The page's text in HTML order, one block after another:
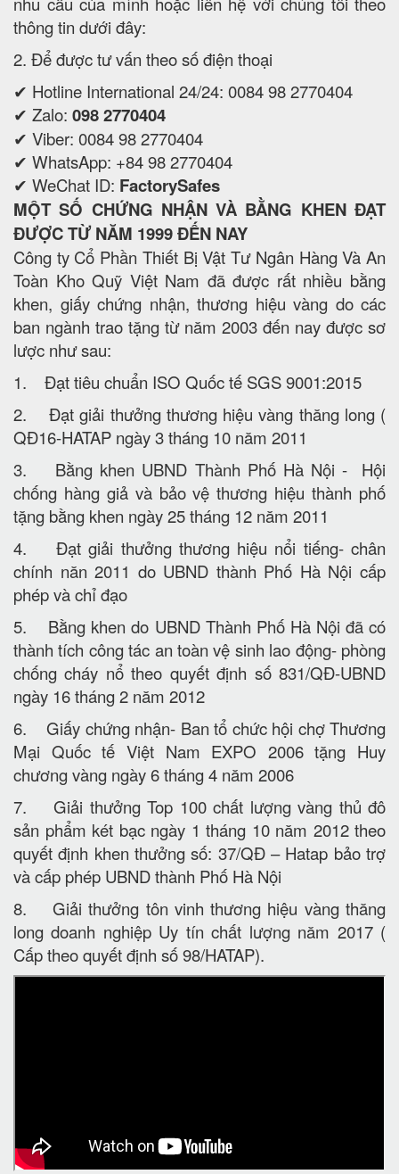
thông tin dưới đây:
2. Để được tư vấn theo số điện thoại
✔ Hotline International 24/24: 0084 98 2770404
✔ Zalo: 098 2770404
✔ Viber: 0084 98 2770404
✔ WhatsApp: +84 98 2770404
✔ WeChat ID: FactorySafes
MỘT SỐ CHỨNG NHẬN VÀ BẰNG KHEN ĐẠT
ĐƯỢC TỪ NĂM 1999 ĐẾN NAY
Công ty Cổ Phần Thiết Bị Vật Tư Ngân Hàng Và An
Toàn Kho Quỹ Việt Nam đã được rất nhiều bằng
khen, giấy chứng nhận, thương hiệu vàng do các
ban ngành trao tặng từ năm 2003 đến nay được sơ
lược như sau:
1. Đạt tiêu chuẩn ISO Quốc tế SGS 9001:2015
2. Đạt giải thưởng thương hiệu vàng thăng long (
QĐ16-HATAP ngày 3 tháng 10 năm 2011
3. Bằng khen UBND Thành Phố Hà Nội - Hội
chống hàng giả và bảo vệ thương hiệu thành phố
tặng bằng khen ngày 25 tháng 12 năm 2011
4. Đạt giải thưởng thương hiệu nổi tiếng- chân
chính năn 2011 do UBND thành Phố Hà Nội cấp
phép và chỉ đạo
5. Bằng khen do UBND Thành Phố Hà Nội đã có
thành tích công tác an toàn vệ sinh lao động- phòng
chống cháy nổ theo quyết định số 831/QĐ-UBND
ngày 16 tháng 2 năm 2012
6. Giấy chứng nhận- Ban tổ chức hội chợ Thương
Mại Quốc tế Việt Nam EXPO 2006 tặng Huy
chương vàng ngày 6 tháng 4 năm 2006
7. Giải thưởng Top 100 chất lượng vàng thủ đô
sản phẩm két bạc ngày 1 tháng 10 năm 2012 theo
quyết định khen thưởng số: 37/QĐ – Hatap bảo trợ
và cấp phép UBND thành Phố Hà Nội
8. Giải thưởng tôn vinh thương hiệu vàng thăng
long doanh nghiệp Uy tín chất lượng năm 2017 (
Cấp theo quyết định số 98/HATAP).